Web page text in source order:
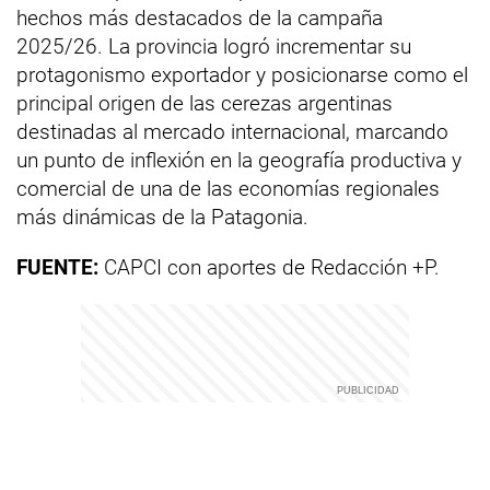
hechos más destacados de la campaña
2025/26. La provincia logró incrementar su
protagonismo exportador y posicionarse como el
principal origen de las cerezas argentinas
destinadas al mercado internacional, marcando
un punto de inflexión en la geografía productiva y
comercial de una de las economías regionales
más dinámicas de la Patagonia.
FUENTE: CAPCI con aportes de Redacción +P.